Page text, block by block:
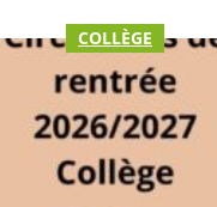
COLLÈGE